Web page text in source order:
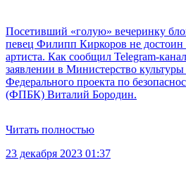
Посетивший «голую» вечеринку
певец Филипп Киркоров не достоин
артиста. Как сообщил Telegram-
заявлении в Министерство культуры
Федерального проекта по
(ФПБК) Виталий Бородин.
Читать полностью
23 декабря 2023 01:37